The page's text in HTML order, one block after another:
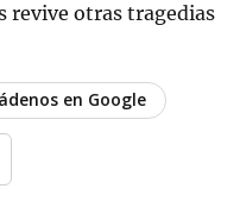
revive otras tragedias
en Google